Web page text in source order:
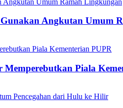
Angkutan Umum
Memperebutkan Piala